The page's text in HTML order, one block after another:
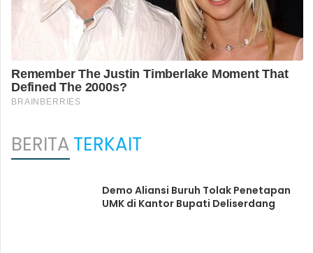
BERITATERKAIT
Demo Aliansi Buruh Tolak Penetapan
UMK di Kantor Bupati Deliserdang